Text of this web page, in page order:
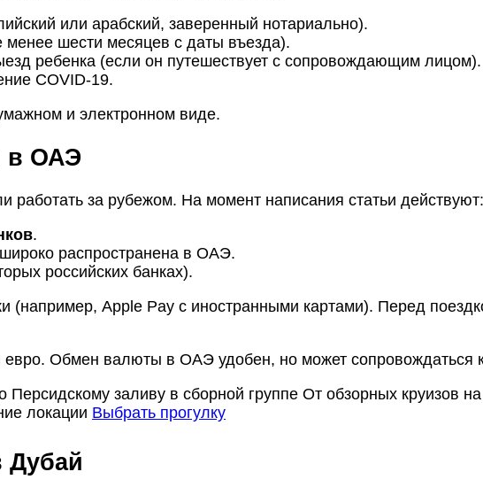
или арабский, заверенный нотариально).
менее шести месяцев с даты въезда).
ребенка (если он путешествует с сопровождающим лицом).
COVID-19.
и электронном виде.
в ОАЭ
работать за рубежом. На момент написания статьи действуют:
.
распространена в ОАЭ.
российских банках).
(например, Apple Pay с иностранными картами). Перед
Обмен валюты в ОАЭ удобен, но может сопровождаться
Персидскому заливу в сборной группе От обзорных круизов
локации Выбрать прогулку
Дубай